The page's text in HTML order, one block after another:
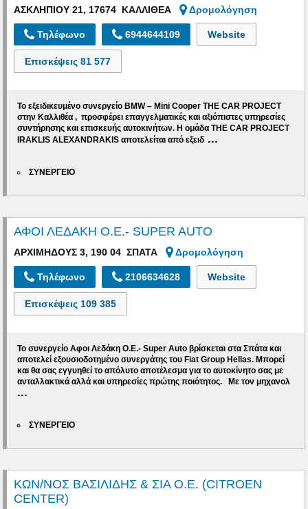
ΑΣΚΛΗΠΙΟΥ 21, 17674 ΚΑΛΛΙΘΕΑ Δρομολόγηση
Τηλέφωνο 6944644109 Website
Επισκέψεις81 577
Το εξειδικευμένο συνεργείο BMW – Mini Cooper THE CAR PROJECT
στην Καλλιθέα , προσφέρει επαγγελματικές και αξιόπιστες υπηρεσίες
συντήρησης και επισκευής αυτοκινήτων. Η ομάδαTHE CAR PROJECT
IRAKLIS ALEXANDRAKIS αποτελείται από εξειδ ...
ΣΥΝΕΡΓΕΙΟ
ΑΦΟΙ ΛΕΔΑΚΗ Ο.Ε.- SUPER AUTO
ΑΡΧΙΜΗΔΟΥΣ 3, 190 04 ΣΠΑΤΑ Δρομολόγηση
Τηλέφωνο 2106634628 Website
Επισκέψεις 109 385
Το συνεργείοΑφοι Λεδάκη Ο.Ε.- Super Auto βρίσκεται στα Σπάτα και
αποτελεί εξουσιοδοτημένο συνεργάτης του Fiat Group Hellas. Μπορεί
και θα σας εγγυηθεί το απόλυτο αποτέλεσμα για το αυτοκίνητο σας με
ανταλλακτικά αλλά και υπηρεσίεςπρώτης ποιότητος. Με τον μηχανολ
...
ΣΥΝΕΡΓΕΙΟ
ΚΩΝ/ΝΟΣ ΒΑΣΙΛΙΔΗΣ & ΣΙΑ Ο.Ε. (CITROEN
CENTER)